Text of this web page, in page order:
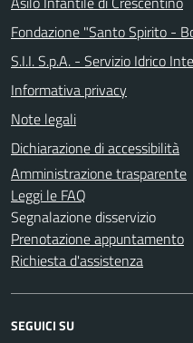
Fondazione "Santo Spirito -
S.I.I. S.p.A. - Servizio Idrico
Informativa privacy
Note legali
Dichiarazione di accessibilità
Amministrazione trasparente
Leggi le FAQ
Segnalazione disservizio
Prenotazione appuntamento
Richiesta d'assistenza
SEGUICI SU